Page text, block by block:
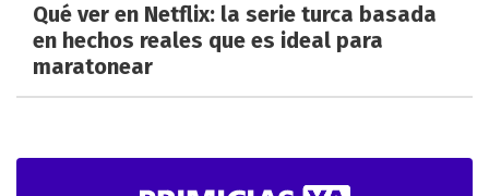
Qué ver en Netflix: la serie turca basada
en hechos reales que es ideal para
maratonear